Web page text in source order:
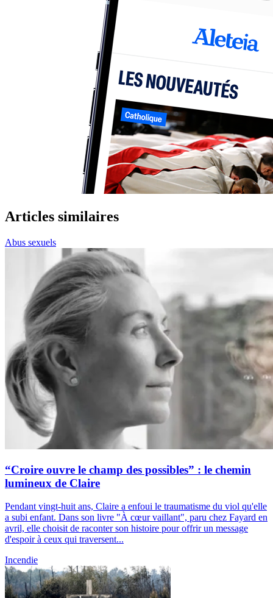
Articles similaires
Abus sexuels
“Croire ouvre le champ des possibles” : le chemin
lumineux de Claire
Pendant vingt-huit ans, Claire a enfoui le traumatisme du viol qu'elle
a subi enfant. Dans son livre "À cœur vaillant", paru chez Fayard en
avril, elle choisit de raconter son histoire pour offrir un message
d'espoir à ceux qui traversent...
Incendie